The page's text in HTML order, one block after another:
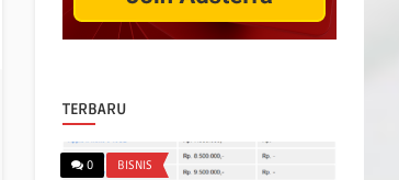
TERBARU
0 BISNIS